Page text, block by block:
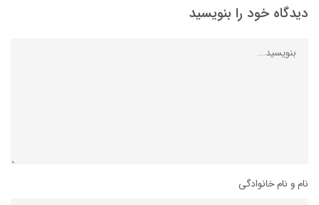
دیدگاه خود را بنویسید
نام و نام خانوادگی